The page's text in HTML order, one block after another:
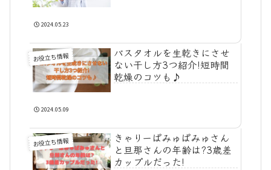
2024.05.23
お役立ち情報
バスタオルを生乾きにさせ
ない干し方3つ紹介!短時間
乾燥のコツも♪
2024.05.09
お役立ち情報
きゃりーぱみゅぱみゅさん
と旦那さんの年齢は?3歳差
カップルだった!